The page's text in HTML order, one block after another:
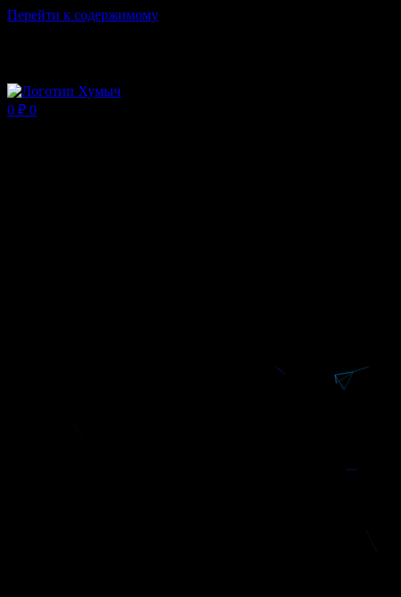
Перейти к содержимому
0 ₽ 0